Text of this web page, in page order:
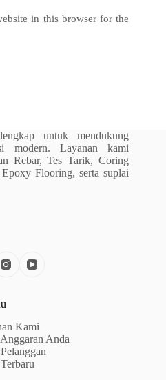
in this browser for the
untuk mendukung
modern. Layanan kami
Rebar, Tes Tarik, Coring
Flooring, serta suplai
Kami
Anda